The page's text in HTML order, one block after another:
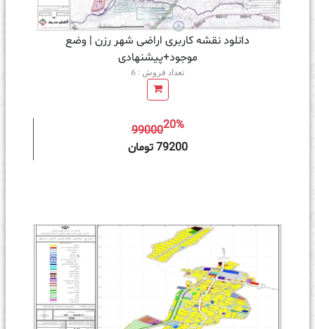
دانلود نقشه کاربری اراضی شهر رزن | وضع
موجود+پیشنهادی
تعداد فروش : 6
9900020%
79200 تومان